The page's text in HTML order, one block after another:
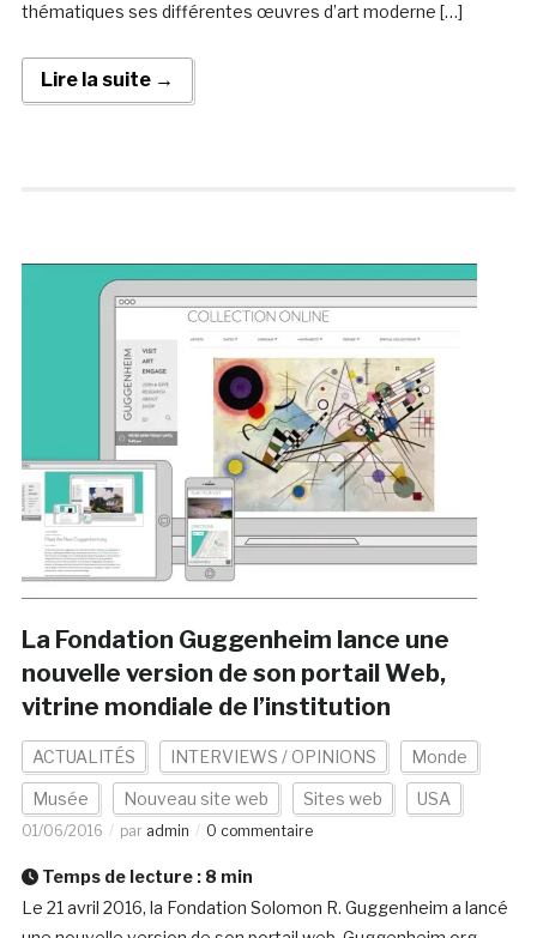
thématiques ses différentes œuvres d’art moderne […]
Lire la suite →
La Fondation Guggenheim lance une
nouvelle version de son portail Web,
vitrine mondiale de l’institution
ACTUALITÉS INTERVIEWS / OPINIONS Monde
Musée Nouveau site web Sites web USA
01/06/2016 par admin 0 commentaire
Temps de lecture : 8 min
Le 21 avril 2016, la Fondation Solomon R. Guggenheim a lancé